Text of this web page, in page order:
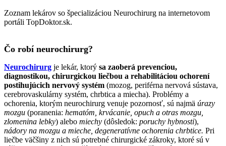
Zoznam lekárov so špecializáciou Neurochirurg na internetovom
portáli TopDoktor.sk.
Čo robí neurochirurg?
Neurochirurg je lekár, ktorý sa zaoberá prevenciou,
diagnostikou, chirurgickou liečbou a rehabilitáciou ochorení
postihujúcich nervový systém (mozog, periférna nervová sústava,
cerebrovaskulárny systém, chrbtica a miecha). Problémy a
ochorenia, ktorým neurochirurg venuje pozornosť, sú najmä úrazy
mozgu (poranenia: hematóm, krvácanie, opuch a otras mozgu,
zlomenina lebky) alebo miechy (dôsledok: poruchy hybnosti),
nádory na mozgu a mieche, degeneratívne ochorenia chrbtice. Pri
liečbe väčšiny z nich sú potrebné chirurgické zákroky, ktoré sú v